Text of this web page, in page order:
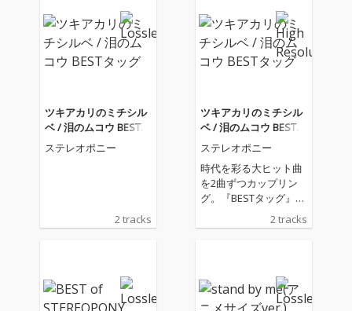
ツキアカリのミチシル
ベ / 泪のムコウ BESTタ
ッグ
ステレオポニー
2 tracks
ツキアカリのミチシル
ベ / 泪のムコウ BESTタ
ッグ
ステレオポニー
時代を彩る大ヒット曲
を2曲ずつカップリン
グ。『BESTタッグ』シ
リーズ79タイトル(158
曲)を2022年2月22日よ
2 tracks